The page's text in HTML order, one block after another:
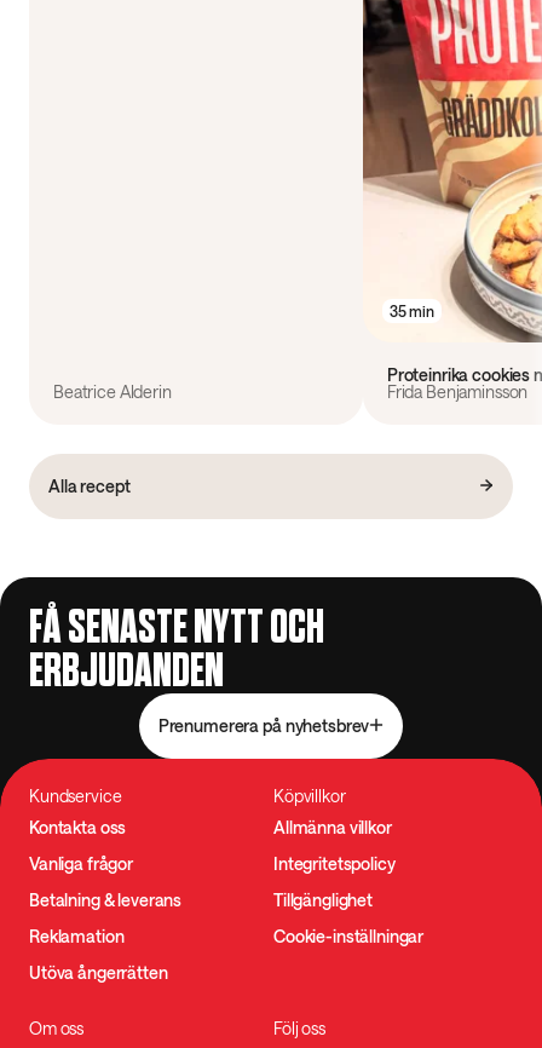
Beatrice Alderin
35 min
Proteinrika cookies
Frida Benjaminsson
Alla recept
FÅ SENASTE NYTT OCH
ERBJUDANDEN
Prenumerera på nyhetsbrev
Kundservice
Kontakta oss
Vanliga frågor
Betalning & leverans
Reklamation
Utöva ångerrätten
Köpvillkor
Allmänna villkor
Integritetspolicy
Tillgänglighet
Cookie-inställningar
Om oss Följ oss